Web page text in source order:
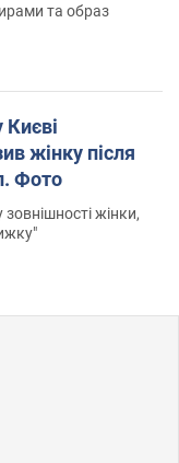
та образ
Києві
жінку після
Фото
жінки,